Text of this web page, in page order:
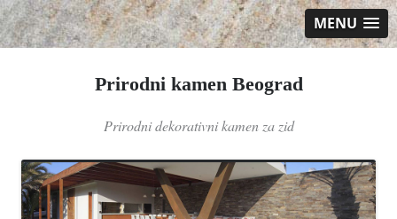
MENU
Prirodni kamen Beograd
Prirodni dekorativni kamen za zid